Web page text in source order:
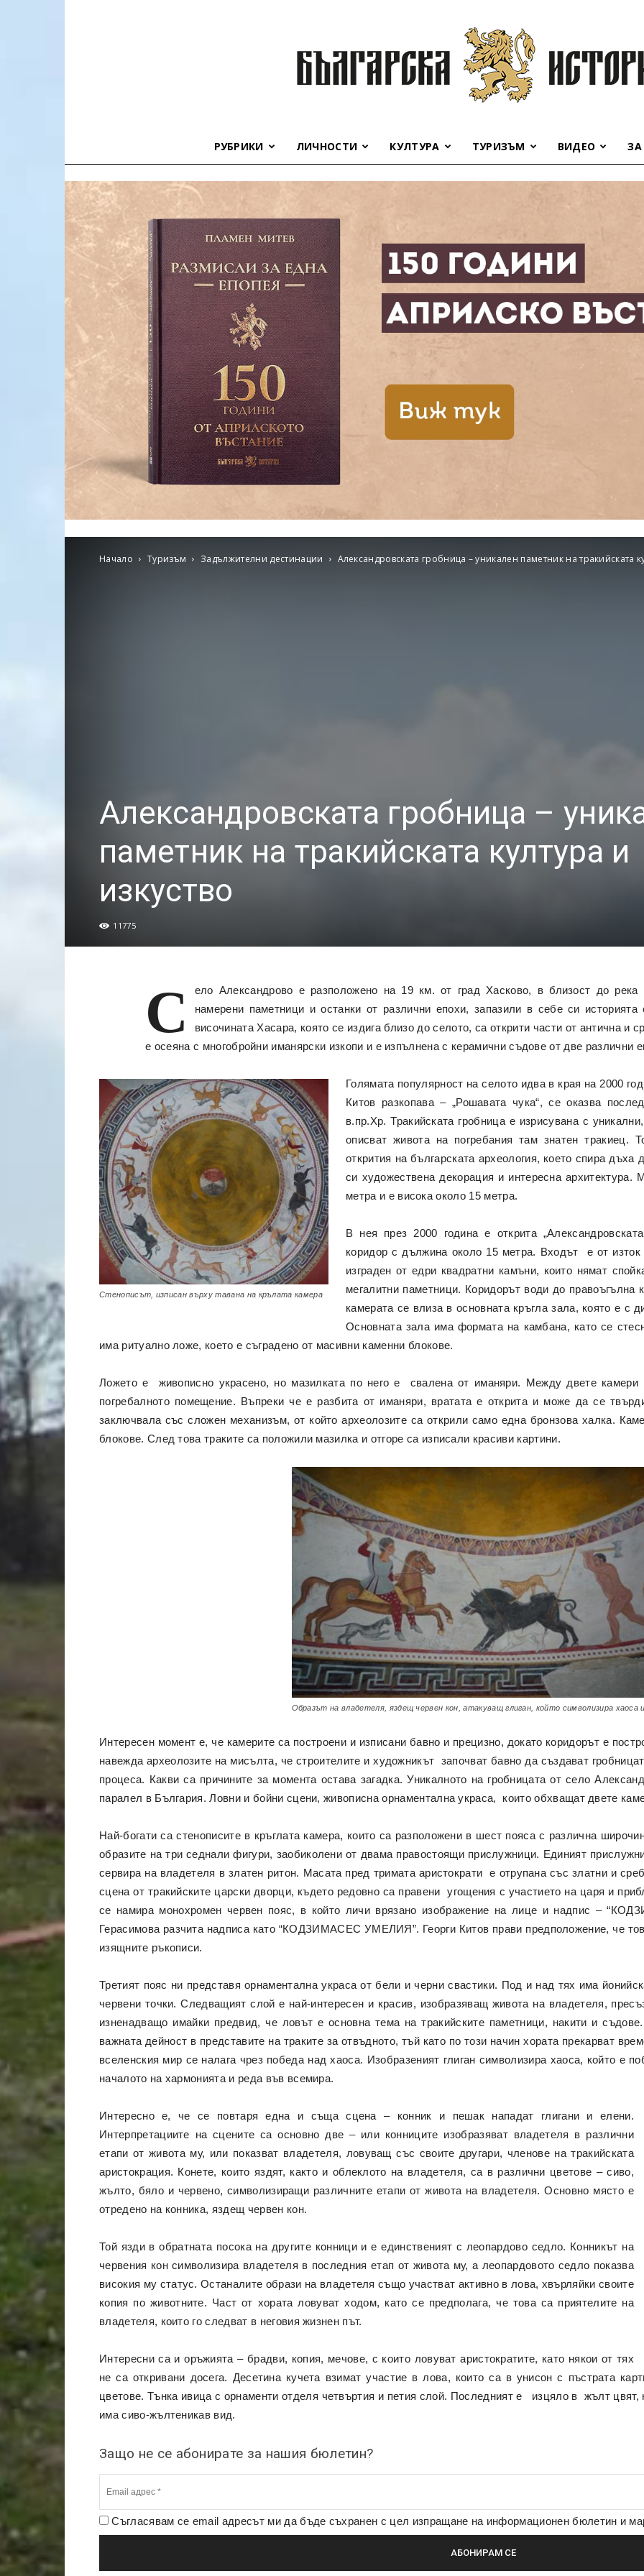
история
РУБРИКИ ЛИЧНОСТИ КУЛТУРА ТУРИЗЪМ ВИДЕО
Начало Туризъм Задължителни дестинации Александровската гробница – уникален паметник на тракийската
Александровската гробница –
паметник на тракийската култура и
изкуство
11775
С
ело Александрово е разположено на 19 км. от град Хасково, в близост до
намерени паметници и останки от различни епохи, запазили в себе си
височината Хасара, която се издига близо до селото, са открити части от антична и
е осеяна с многобройни иманярски изкопи и е изпълнена с керамични съдове от две различни
Стенописът, изписан върху тавана на крълата камера
Голямата популярност на селото идва в края на 2000
Китов разкопава – „Рошавата чука“, се оказва
в.пр.Хр. Тракийската гробница е изрисувана с
описват живота на погребания там знатен тракиец.
открития на българската археология, което спира дъха
си художествена декорация и интересна архитектура.
метра и е висока около 15 метра.
В нея през 2000 година е открита
коридор с дължина около 15 метра. Входът е от
изграден от едри квадратни камъни, които нямат
мегалитни паметници. Коридорът води до
камерата се влиза в основната кръгла зала, която е с
Основната зала има формата на камбана, като се
има ритуално ложе, което е съградено от масивни каменни блокове.
Ложето е живописно украсено, но мазилката по него е свалена от иманяри. Между двете
погребалното помещение. Въпреки че е разбита от иманяри, вратата е открита и може да се
заключвала със сложен механизъм, от който археолозите са открили само една бронзова халка.
блокове. След това траките са положили мазилка и отгоре са изписали красиви картини.
Образът на владетеля, яздещ червен кон, атакуващ глиган, който символизира хаоса
Интересен момент е, че камерите са построени и изписани бавно и прецизно, докато коридорът е
навежда археолозите на мисълта, че строителите и художникът започват бавно да създават
процеса. Какви са причините за момента остава загадка. Уникалното на гробницата от село
паралел в България. Ловни и бойни сцени, живописна орнаментална украса, които обхващат двете
Най-богати са стенописите в кръглата камера, които са разположени в шест пояса с различна
образите на три седнали фигури, заобиколени от двама правостоящи прислужници. Единият
сервира на владетеля в златен ритон. Масата пред тримата аристократи е отрупана със златни и
сцена от тракийските царски дворци, където редовно са правени угощения с участието на царя и
се намира монохромен червен пояс, в който личи врязано изображение на лице и надпис –
Герасимова разчита надписа като “КОДЗИМАСЕС УМЕЛИЯ”. Георги Китов прави предположение, че
изящните ръкописи.
Третият пояс ни представя орнаментална украса от бели и черни свастики. Под и над тях има
червени точки. Следващият слой е най-интересен и красив, изобразяващ живота на владетеля,
изненадващо имайки предвид, че ловът е основна тема на тракийските паметници, накити и
важната дейност в представите на траките за отвъдното, тъй като по този начин хората прекарват
вселенския мир се налага чрез победа над хаоса. Изобразеният глиган символизира хаоса, който е
началото на хармонията и реда във всемира.
Интересно е, че се повтаря една и съща сцена – конник и пешак нападат глигани и елени.
Интерпретациите на сцените са основно две – или конниците изобразяват владетеля в различни
етапи от живота му, или показват владетеля, ловуващ със своите другари, членове на тракийската
аристокрация. Конете, които яздят, както и облеклото на владетеля, са в различни цветове – сиво,
жълто, бяло и червено, символизиращи различните етапи от живота на владетеля. Основно място е
отредено на конника, яздещ червен кон.
Той язди в обратната посока на другите конници и е единственият с леопардово седло. Конникът на
червения кон символизира владетеля в последния етап от живота му, а леопардовото седло показва
високия му статус. Останалите образи на владетеля също участват активно в лова, хвърляйки своите
копия по животните. Част от хората ловуват ходом, като се предполага, че това са приятелите на
владетеля, които го следват в неговия жизнен път.
Интересни са и оръжията – брадви, копия, мечове, с които ловуват аристократите, като някои от тях
не са откривани досега. Десетина кучета взимат участие в лова, които са в унисон с пъстрата
цветове. Тънка ивица с орнаменти отделя четвъртия и петия слой. Последният е изцяло в жълт
има сиво-жълтеникав вид.
Защо не се абонирате за нашия бюлетин?
Съгласявам се email адресът ми да бъде съхранен с цел изпращане на информационен бюлетин и